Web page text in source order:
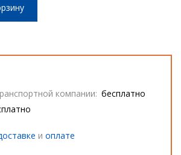
компании: бесплатно
и оплате